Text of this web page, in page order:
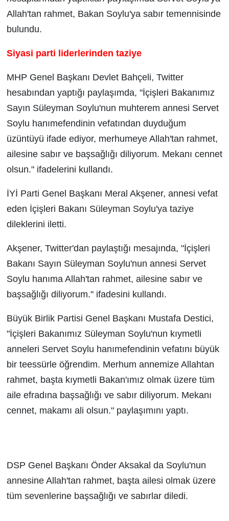
Allah'tan rahmet, Bakan Soylu'ya sabır temennisinde
bulundu.
Siyasi parti liderlerinden taziye
MHP Genel Başkanı Devlet Bahçeli, Twitter
hesabından yaptığı paylaşımda, "İçişleri Bakanımız
Sayın Süleyman Soylu'nun muhterem annesi Servet
Soylu hanımefendinin vefatından duyduğum
üzüntüyü ifade ediyor, merhumeye Allah'tan rahmet,
ailesine sabır ve başsağlığı diliyorum. Mekanı cennet
olsun." ifadelerini kullandı.
İYİ Parti Genel Başkanı Meral Akşener, annesi vefat
eden İçişleri Bakanı Süleyman Soylu'ya taziye
dileklerini iletti.
Akşener, Twitter'dan paylaştığı mesajında, "İçişleri
Bakanı Sayın Süleyman Soylu'nun annesi Servet
Soylu hanıma Allah'tan rahmet, ailesine sabır ve
başsağlığı diliyorum." ifadesini kullandı.
Büyük Birlik Partisi Genel Başkanı Mustafa Destici,
"İçişleri Bakanımız Süleyman Soylu'nun kıymetli
anneleri Servet Soylu hanımefendinin vefatını büyük
bir teessürle öğrendim. Merhum annemize Allahtan
rahmet, başta kıymetli Bakan'ımız olmak üzere tüm
aile efradına başsağlığı ve sabır diliyorum. Mekanı
cennet, makamı ali olsun." paylaşımını yaptı.
DSP Genel Başkanı Önder Aksakal da Soylu'nun
annesine Allah'tan rahmet, başta ailesi olmak üzere
tüm sevenlerine başsağlığı ve sabırlar diledi.